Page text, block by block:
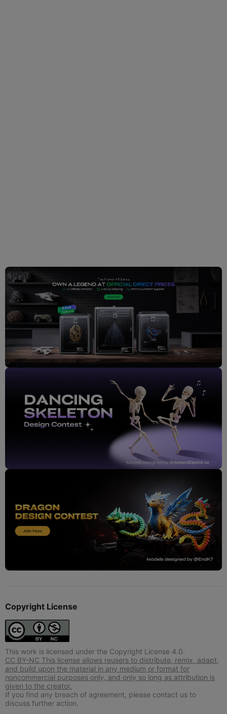
Copyright License
This work is licensed under the Copyright License 4.0.
CC BY-NC This license allows reusers to distribute, remix, adapt,
and build upon the material in any medium or format for
noncommercial purposes only, and only so long as attribution is
given to the creator.
If you find any breach of agreement, please contact us to
discuss further action.